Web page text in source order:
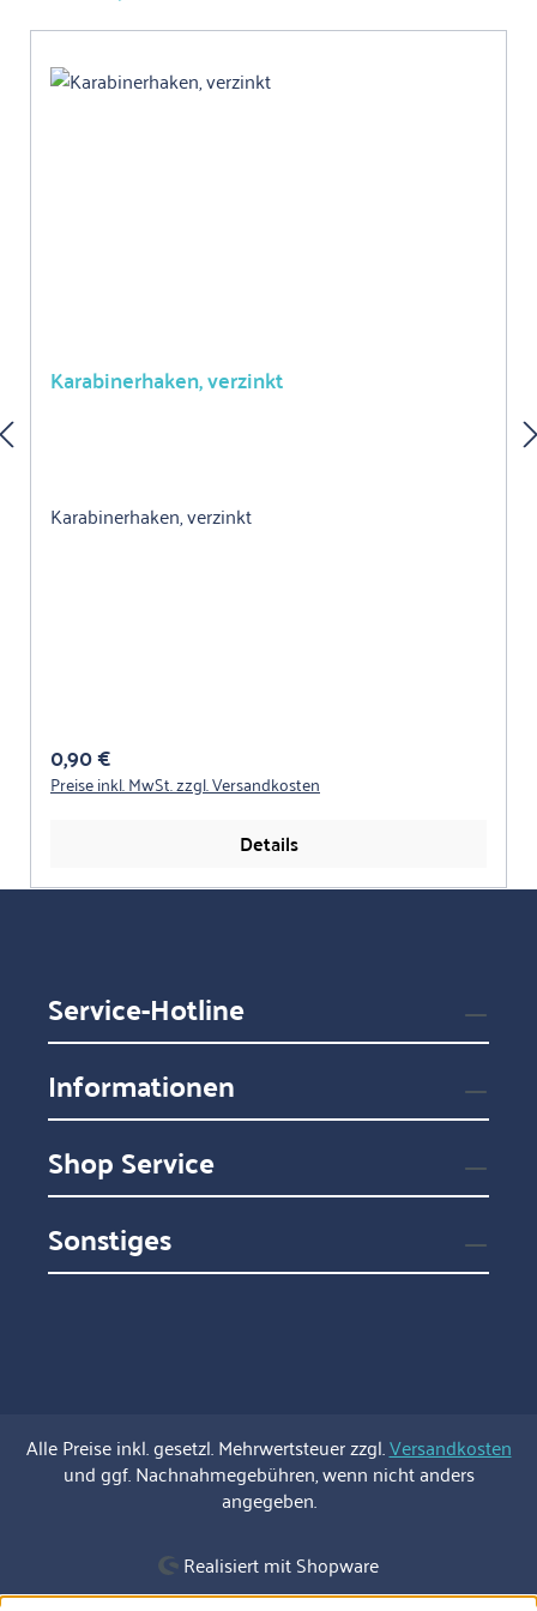
Karabinerhaken, verzinkt
Karabinerhaken, verzinkt
Regulärer Preis:
0,90 €
Preise inkl. MwSt. zzgl. Versandkosten
Details
Service-Hotline
Informationen
Shop Service
Sonstiges
Alle Preise inkl. gesetzl. Mehrwertsteuer zzgl.Versandkosten
und ggf. Nachnahmegebühren, wenn nicht anders
angegeben.
Realisiert mit Shopware